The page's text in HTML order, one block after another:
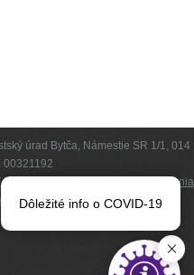
úrad Bytča, Námestie SR 1/1, 014
00321192
|
Podmienky používania
stránok
Dôležité info o COVID-19